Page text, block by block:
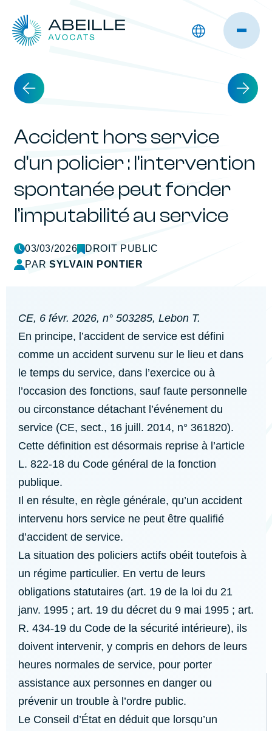
Accident hors service
d’un policier : l’intervention
spontanée peut fonder
l’imputabilité au service
03/03/2026
DROIT PUBLIC
PARSYLVAIN PONTIER
CE, 6 févr. 2026, n° 503285, Lebon T.
En principe, l’accident de service est défini
comme un accident survenu sur le lieu et dans
le temps du service, dans l’exercice ou à
l’occasion des fonctions, sauf faute personnelle
ou circonstance détachant l’événement du
service (CE, sect., 16 juill. 2014, n° 361820).
Cette définition est désormais reprise à l’article
L. 822-18 du Code général de la fonction
publique.
Il en résulte, en règle générale, qu’un accident
intervenu hors service ne peut être qualifié
d’accident de service.
La situation des policiers actifs obéit toutefois à
un régime particulier. En vertu de leurs
obligations statutaires (art. 19 de la loi du 21
janv. 1995 ; art. 19 du décret du 9 mai 1995 ; art.
R. 434-19 du Code de la sécurité intérieure), ils
doivent intervenir, y compris en dehors de leurs
heures normales de service, pour porter
assistance aux personnes en danger ou
prévenir un trouble à l’ordre public.
Le Conseil d’État en déduit que lorsqu’un